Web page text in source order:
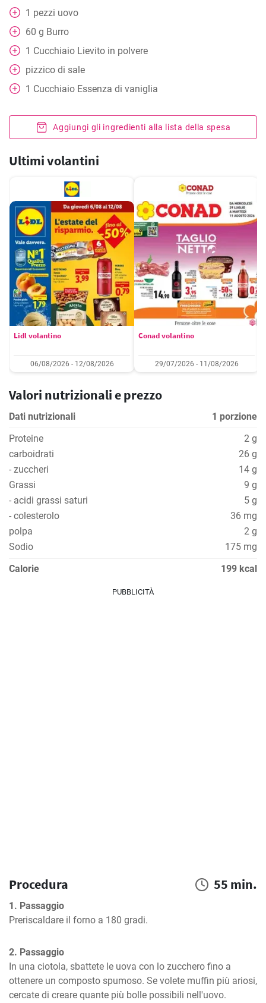
1 pezzi uovo
60 g Burro
1 Cucchiaio Lievito in polvere
pizzico di sale
1 Cucchiaio Essenza di vaniglia
Aggiungi gli ingredienti alla lista della spesa
Ultimi volantini
Lidl volantino
06/08/2026 - 12/08/2026
Conad volantino
29/07/2026 - 11/08/2026
Valori nutrizionali e prezzo
Dati nutrizionali
1 porzione
Proteine
2 g
carboidrati
26 g
- zuccheri
14 g
Grassi
9 g
- acidi grassi saturi
5 g
- colesterolo
36 mg
polpa
2 g
Sodio
175 mg
Calorie
199 kcal
PUBBLICITÀ
Procedura 55 min.
1. Passaggio
Preriscaldare il forno a 180 gradi.
2. Passaggio
In una ciotola, sbattete le uova con lo zucchero fino a
ottenere un composto spumoso. Se volete muffin più ariosi,
cercate di creare quante più bolle possibili nell'uovo.